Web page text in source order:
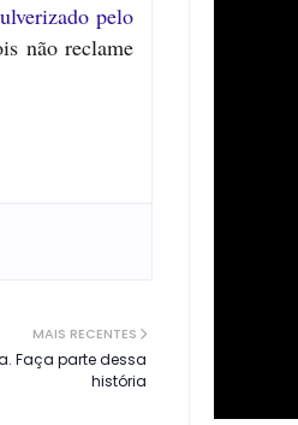
pelo
não reclame
MAIS RECENTES
Faça parte dessa
história